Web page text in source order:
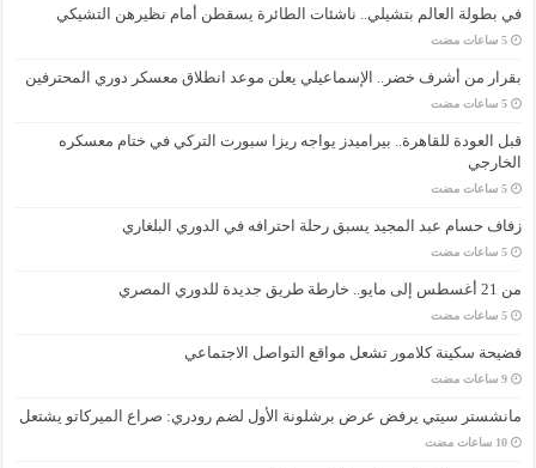
في بطولة العالم بتشيلي.. ناشئات الطائرة يسقطن أمام نظيرهن التشيكي
‏5 ساعات مضت
بقرار من أشرف خضر.. الإسماعيلي يعلن موعد انطلاق معسكر دوري المحترفين
‏5 ساعات مضت
قبل العودة للقاهرة.. بيراميدز يواجه ريزا سبورت التركي في ختام معسكره
الخارجي
‏5 ساعات مضت
زفاف حسام عبد المجيد يسبق رحلة احترافه في الدوري البلغاري
‏5 ساعات مضت
من 21 أغسطس إلى مايو.. خارطة طريق جديدة للدوري المصري
‏5 ساعات مضت
فضيحة سكينة كلامور تشعل مواقع التواصل الاجتماعي
‏9 ساعات مضت
مانشستر سيتي يرفض عرض برشلونة الأول لضم رودري: صراع الميركاتو يشتعل
‏10 ساعات مضت